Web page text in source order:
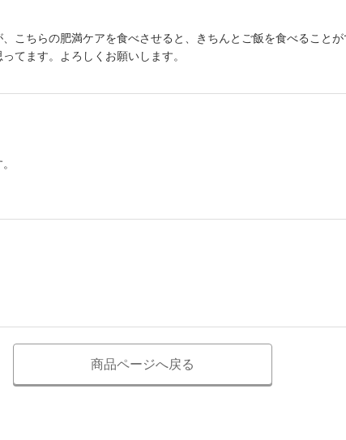
こちらの肥満ケアを食べさせると、きちんとご飯を食べることが
てます。よろしくお願いします。
商品ページへ戻る